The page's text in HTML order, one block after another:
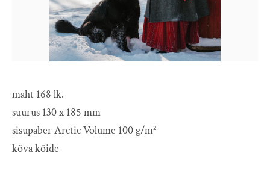
maht 168 lk.
suurus 130 x 185 mm
sisupaber Arctic Volume 100 g/m²
kõva köide